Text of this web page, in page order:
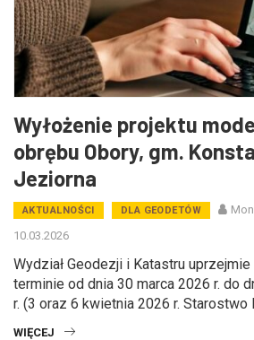
Wyłożenie projektu
obrębu Obory, gm.
Jeziorna
AKTUALNOŚCI DLA GEODETÓW
10.03.2026
Wydział Geodezji i Katastru
terminie od dnia 30 marca 2026 r. do
r. (3 oraz 6 kwietnia 2026 r. Starostwo
WIĘCEJ